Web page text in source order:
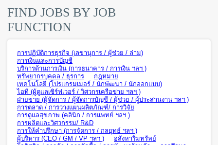
FIND JOBS BY JOB
FUNCTION
การปฏิบัติการธุรกิจ (เลขานุการ / ผู้ช่วย / ล่าม)
การเงินและการบัญชี
บริการด้านการเงิน (การธนาคาร / การเงิน ฯลฯ )
ทรัพยากรบุคคล / ธุรการ
กฎหมาย
เทคโนโลยี (โปรแกรมเมอร์ / นักพัฒนา / นักออกแบบ)
ไอที (ผู้ดูแลเซิร์ฟเวอร์ / วิศวกรเครือข่าย ฯลฯ )
ฝ่ายขาย (ผู้จัดการ / ผู้จัดการบัญชี / ผู้ช่วย / ผู้ประสานงาน ฯลฯ )
การตลาด / การวางแผนผลิตภัณฑ์/ การวิจัย
การดูแลสุขภาพ (คลินิก / การแพทย์ ฯลฯ )
การผลิตและวิศวกรรม/ R&D
การให้คำปรึกษา (การจัดการ / กลยุทธ์ ฯลฯ )
ผู้บริหาร (CEO / GM / VP ฯลฯ )
อสังหาริมทรัพย์